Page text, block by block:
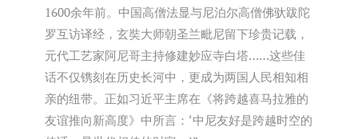
1600余年前。中国高僧法显与尼泊尔高僧佛驮跋陀
罗互访译经，玄奘大师朝圣兰毗尼留下珍贵记载，
元代工艺家阿尼哥主持修建妙应寺白塔……这些佳
话不仅镌刻在历史长河中，更成为两国人民相知相
亲的纽带。正如习近平主席在《将跨越喜马拉雅的
友谊推向新高度》中所言： ‘中尼友好是跨越时空的